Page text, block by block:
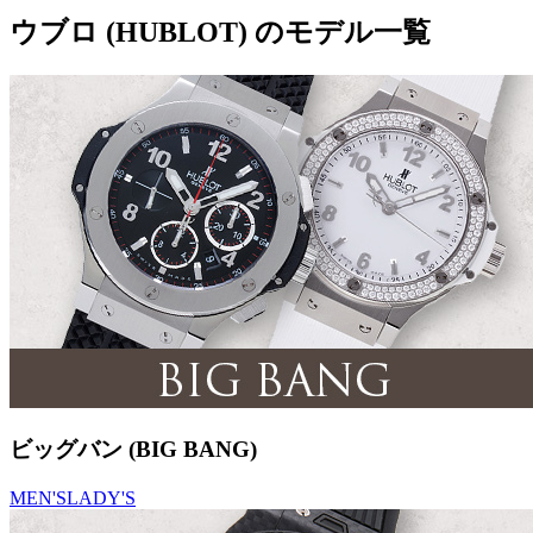
ウブロ (HUBLOT) のモデル一覧
ビッグバン (BIG BANG)
MEN'SLADY'S